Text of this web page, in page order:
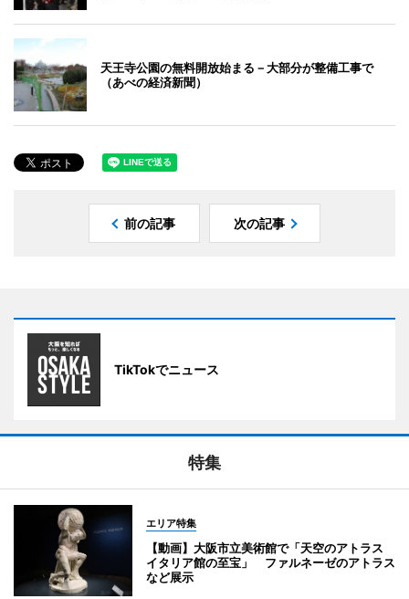
天王寺公園の無料開放始まる－大部分が整備工事で
（あべの経済新聞）
前の記事 次の記事
TikTokでニュース
特集
エリア特集
【動画】大阪市立美術館で「天空のアトラス
イタリア館の至宝」 ファルネーゼのアトラス
など展示